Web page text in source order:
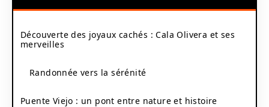
Découverte des joyaux cachés : Cala Olivera et ses
merveilles
Randonnée vers la sérénité
Puente Viejo : un pont entre nature et histoire